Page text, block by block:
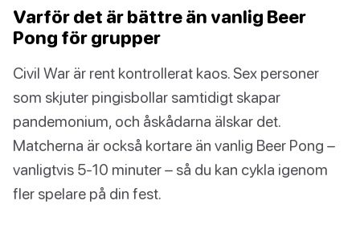
Varför det är bättre än vanlig Beer
Pong för grupper
Civil War är rent kontrollerat kaos. Sex personer
som skjuter pingisbollar samtidigt skapar
pandemonium, och åskådarna älskar det.
Matcherna är också kortare än vanlig Beer Pong –
vanligtvis 5-10 minuter – så du kan cykla igenom
fler spelare på din fest.